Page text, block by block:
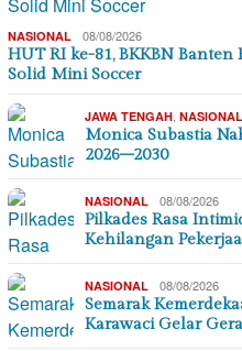
NASIONAL 08/08/2026
HUT RI ke-81, BKKBN
Solid Mini Soccer
JAWA TENGAH NASIONAL
Monica Subastia
2026–2030
NASIONAL 08/08/2026
Pilkades Rasa
Kehilangan
NASIONAL 08/08/2026
Semarak
Karawaci Gelar